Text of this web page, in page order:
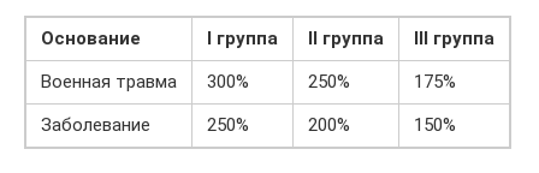
Основание I группа II группа
III группа
Военная травма
300% 250%
175%
Заболевание
250% 200% 150%